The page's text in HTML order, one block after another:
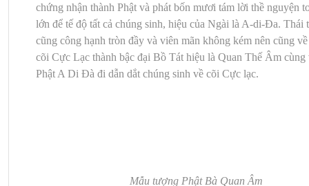
chứng nhận thành Phật và phát bốn mươi tám lời thề nguyện
lớn để tế độ tất cả chúng sinh, hiệu của Ngài là A-di-Đa. Thái
cũng công hạnh tròn đầy và viên mãn không kém nên cũng về
cõi Cực Lạc thành bậc đại Bồ Tát hiệu là Quan Thế Âm cùng
Phật A Di Đà đi dẫn dắt chúng sinh về cõi Cực lạc.
Mẫu tượng Phật Bà Quan Âm